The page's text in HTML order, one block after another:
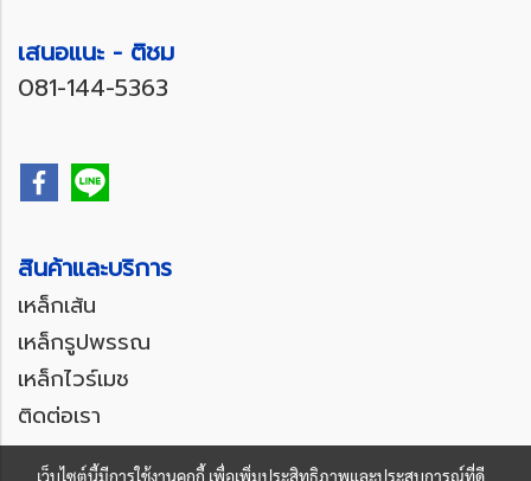
เสนอแนะ - ติชม
081-144-5363
สินค้าและบริการ
เหล็กเส้น
เหล็กรูปพรรณ
เหล็กไวร์เมช
ติดต่อเรา
เว็บไซต์นี้มีการใช้งานคุกกี้ เพื่อเพิ่มประสิทธิภาพและประสบการณ์ที่ดี